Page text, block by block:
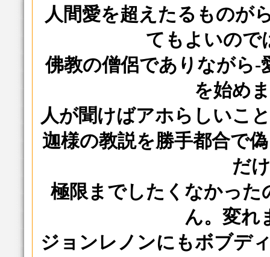
人間愛を超えたるものが
てもよいので
佛教の僧侶でありながら-
を始め
人が聞けばアホらしいこ
迦様の教説を勝手都合で
だ
極限までしたくなかった
ん。変れ
ジョンレノンにもボブデ